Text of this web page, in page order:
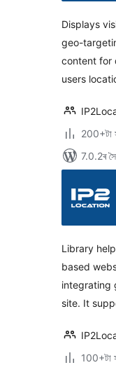
Displays
geo-
content for
users
200+টা
7.0.2ৰ
Library
based
integrating
site. It
100+টা